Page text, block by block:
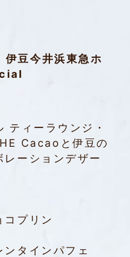
to BAR
KAORIUM
ー
豆今井浜東急ホ
ティーラウンジ・
Cacaoと伊豆の
ーションデザー
コプリン
タインパフェ